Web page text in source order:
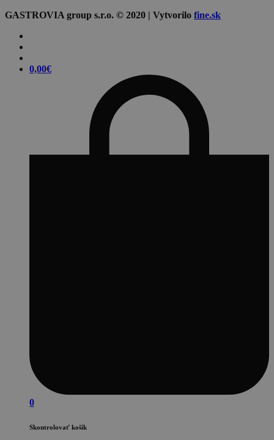
GASTROVIA group s.r.o. © 2020 | Vytvorilo fine.sk
0,00€
0
Skontrolovať košík